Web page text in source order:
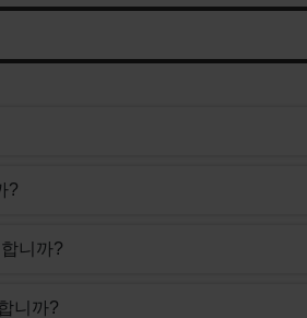
?
니까?
니까?